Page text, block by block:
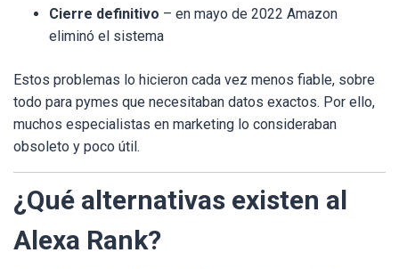
Cierre definitivo – en mayo de 2022 Amazon
eliminó el sistema
Estos problemas lo hicieron cada vez menos fiable, sobre
todo para pymes que necesitaban datos exactos. Por ello,
muchos especialistas en marketing lo consideraban
obsoleto y poco útil.
¿Qué alternativas existen al
Alexa Rank?